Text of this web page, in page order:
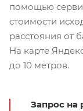
помощью
стоимости
расстояния от
На карте
до 10 метров.
Запрос на